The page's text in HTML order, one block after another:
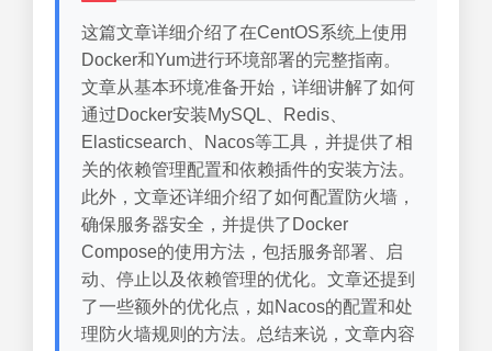
这篇文章详细介绍了在CentOS系统上使用
Docker和Yum进行环境部署的完整指南。
文章从基本环境准备开始，详细讲解了如何
通过Docker安装MySQL、Redis、
Elasticsearch、Nacos等工具，并提供了相
关的依赖管理配置和依赖插件的安装方法。
此外，文章还详细介绍了如何配置防火墙，
确保服务器安全，并提供了Docker
Compose的使用方法，包括服务部署、启
动、停止以及依赖管理的优化。文章还提到
了一些额外的优化点，如Nacos的配置和处
理防火墙规则的方法。总结来说，文章内容